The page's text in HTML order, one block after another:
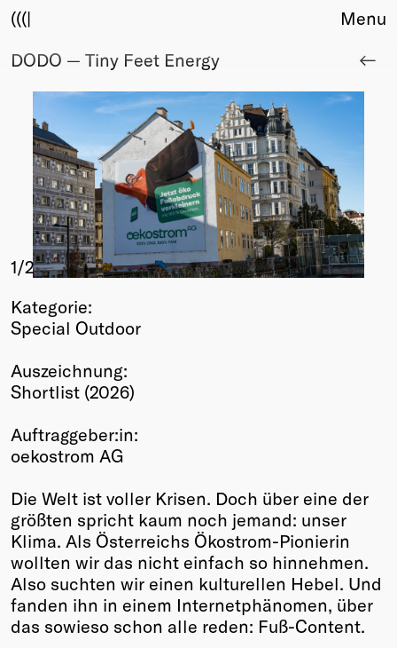
(((|
About
Award
Sponsors
Fair Work
TBD
Events
Upcoming
Past
Info
Members
Friends of Creativity
Winners
2026
Past
Menu
DODO — Tiny Feet Energy
1/2
Kategorie:
Special Outdoor
Auszeichnung:
Shortlist (2026)
Auftraggeber:in:
oekostrom AG
Die Welt ist voller Krisen. Doch über eine der
größten spricht kaum noch jemand: unser
Klima. Als Österreichs Ökostrom-Pionierin
wollten wir das nicht einfach so hinnehmen.
Also suchten wir einen kulturellen Hebel. Und
fanden ihn in einem Internetphänomen, über
das sowieso schon alle reden: Fuß-Content.